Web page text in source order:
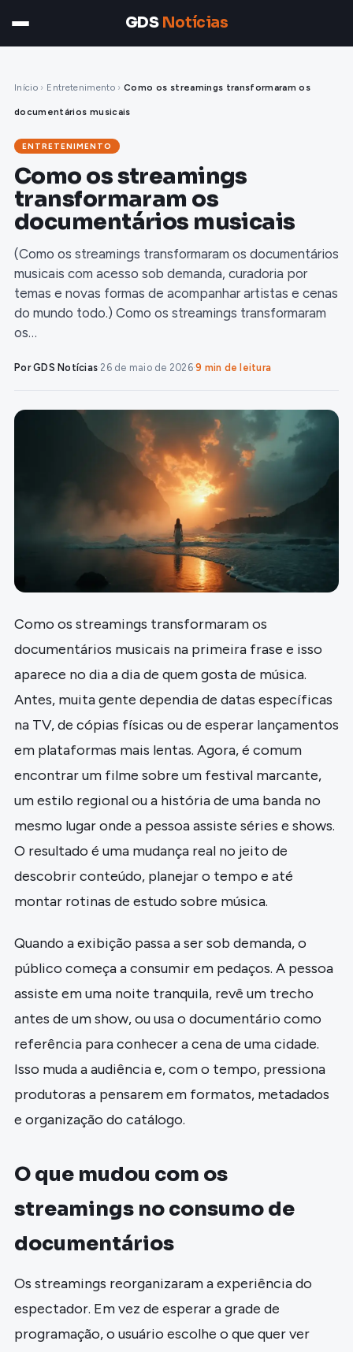
GDS Notícias
Início › Entretenimento › Como os streamings transformaram os
documentários musicais
ENTRETENIMENTO
Como os streamings
transformaram os
documentários musicais
(Como os streamings transformaram os documentários
musicais com acesso sob demanda, curadoria por
temas e novas formas de acompanhar artistas e cenas
do mundo todo.) Como os streamings transformaram
os…
Por GDS Notícias·26 de maio de 2026·9 min de leitura
Como os streamings transformaram os
documentários musicais na primeira frase e isso
aparece no dia a dia de quem gosta de música.
Antes, muita gente dependia de datas específicas
na TV, de cópias físicas ou de esperar lançamentos
em plataformas mais lentas. Agora, é comum
encontrar um filme sobre um festival marcante,
um estilo regional ou a história de uma banda no
mesmo lugar onde a pessoa assiste séries e shows.
O resultado é uma mudança real no jeito de
descobrir conteúdo, planejar o tempo e até
montar rotinas de estudo sobre música.
Quando a exibição passa a ser sob demanda, o
público começa a consumir em pedaços. A pessoa
assiste em uma noite tranquila, revê um trecho
antes de um show, ou usa o documentário como
referência para conhecer a cena de uma cidade.
Isso muda a audiência e, com o tempo, pressiona
produtoras a pensarem em formatos, metadados
e organização do catálogo.
O que mudou com os
streamings no consumo de
documentários
Os streamings reorganizaram a experiência do
espectador. Em vez de esperar a grade de
programação, o usuário escolhe o que quer ver